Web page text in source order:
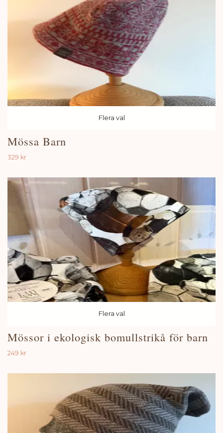
Flera val
Mössa Barn
329 kr
Flera val
Mössor i ekologisk bomullstrikå för barn
249 kr